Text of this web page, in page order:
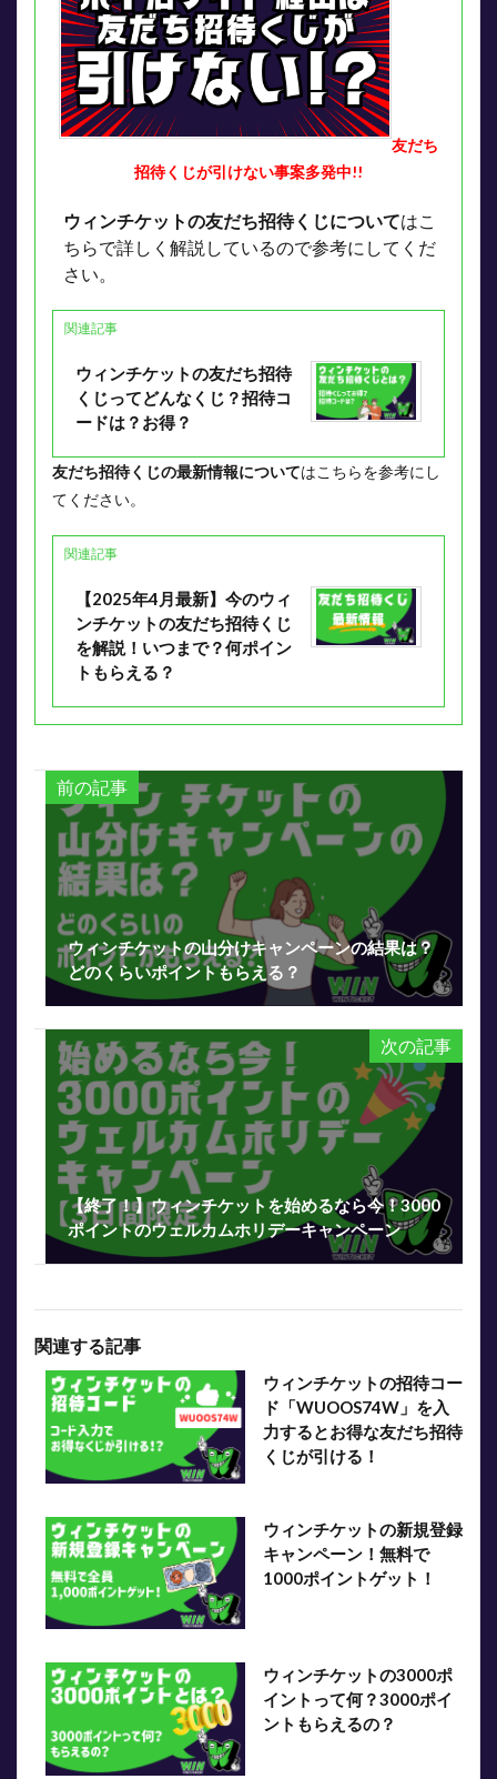
友だち
招待くじが引けない事案多発中!!
ウィンチケットの友だち招待くじについてはこ
ちらで詳しく解説しているので参考にしてくだ
さい。
関連記事
ウィンチケットの友だち招待
くじってどんなくじ？招待コ
ードは？お得？
友だち招待くじの最新情報についてはこちらを参考にし
てください。
関連記事
【2025年4月最新】今のウィ
ンチケットの友だち招待くじ
を解説！いつまで？何ポイン
トもらえる？
前の記事
ウィンチケットの山分けキャンペーンの結果は？
どのくらいポイントもらえる？
次の記事
【終了！】ウィンチケットを始めるなら今！3000
ポイントのウェルカムホリデーキャンペーン
関連する記事
ウィンチケットの招待コー
ド「WUOOS74W」を入
力するとお得な友だち招待
くじが引ける！
ウィンチケットの新規登録
キャンペーン！無料で
1000ポイントゲット！
ウィンチケットの3000ポ
イントって何？3000ポイ
ントもらえるの？